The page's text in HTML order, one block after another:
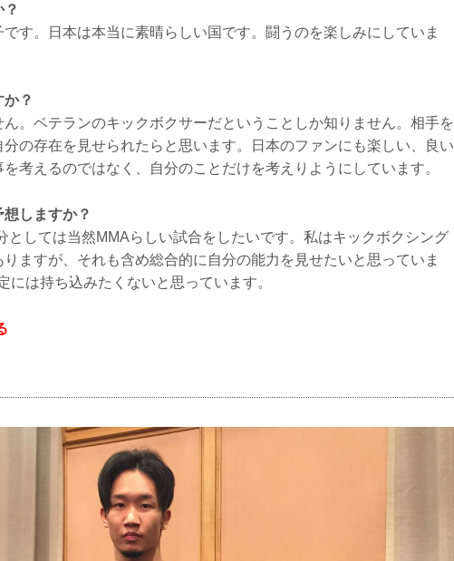
す。日本は本当に素晴らしい国です。闘うのを楽しみにしていま
？
。ベテランのキックボクサーだということしか知りません。相手を
の存在を見せられたらと思います。日本のファンにも楽しい、良い
考えるのではなく、自分のことだけを考えりようにしています。
しますか？
としては当然MMAらしい試合をしたいです。私はキックボクシング
ますが、それも含め総合的に自分の能力を見せたいと思っていま
には持ち込みたくないと思っています。